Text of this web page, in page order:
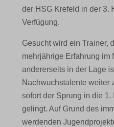
der HSG Krefeld in der 3.
Verfügung.
Gesucht wird ein Trainer,
mehrjährige Erfahrung im
andererseits in der Lage
Nachwuchstalente weiter
sofort der Sprung in die 1.
gelingt. Auf Grund des
werdenden